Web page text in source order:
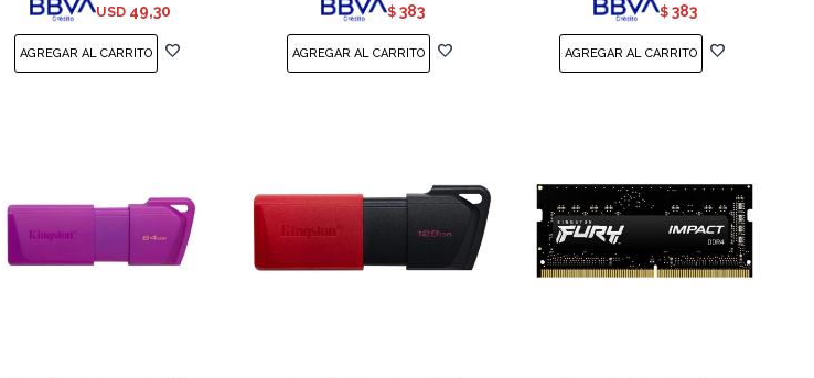
USD 49,30 $ 383 $ 383